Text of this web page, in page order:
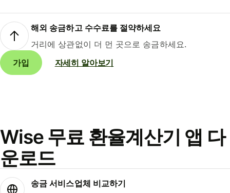
해외 송금하고 수수료를 절약하세요
거리에 상관없이 더 먼 곳으로 송금하세요.
가입
자세히 알아보기
Wise 무료 환율계산기 앱 다
운로드
송금 서비스업체 비교하기